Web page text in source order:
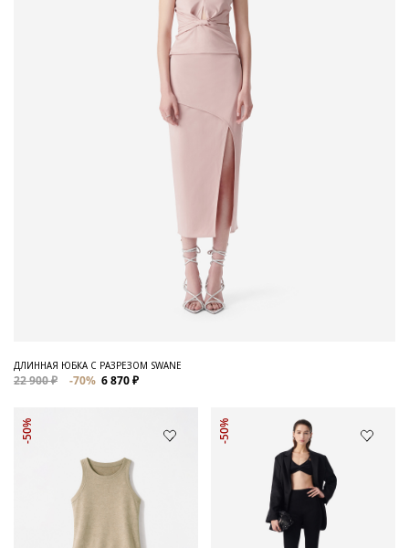
ДЛИННАЯ ЮБКА С РАЗРЕЗОМ SWANE
22 900 ₽ -70% 6 870 ₽
-50% -50%